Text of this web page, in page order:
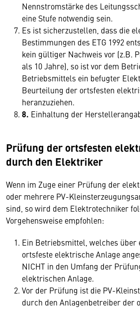
Nennstromstärke des
eine Stufe notwendig sein.
Es ist sicherzustellen, dass die
Bestimmungen des ETG 1992
kein gültiger Nachweis vor (z.B.
als 10 Jahre), so ist vor dem
Betriebsmittels ein befugter
Beurteilung der ortsfesten
heranzuziehen.
8. Einhaltung der
Prüfung der ortsfesten
durch den Elektriker
Wenn im Zuge einer Prüfung der
oder mehrere PV-
sind, so wird dem Elektrotechniker
Vorgehensweise empfohlen:
Ein Betriebsmittel, welches über
ortsfeste elektrische Anlage
NICHT in den Umfang der
elektrischen Anlage.
Vor der Prüfung ist die PV-
durch den Anlagenbetreiber der